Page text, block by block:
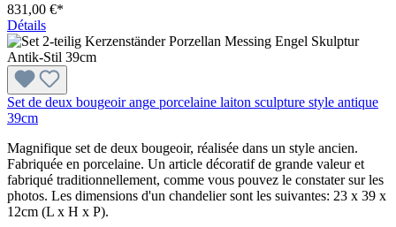
831,00 €*
Détails
Set de deux bougeoir ange porcelaine laiton sculpture style antique
39cm
Magnifique set de deux bougeoir, réalisée dans un style ancien.
Fabriquée en porcelaine. Un article décoratif de grande valeur et
fabriqué traditionnellement, comme vous pouvez le constater sur les
photos. Les dimensions d'un chandelier sont les suivantes: 23 x 39 x
12cm (L x H x P).